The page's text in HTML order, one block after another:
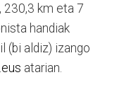
230,3 km eta 7
handiak
(bi aldiz) izango
atarian.